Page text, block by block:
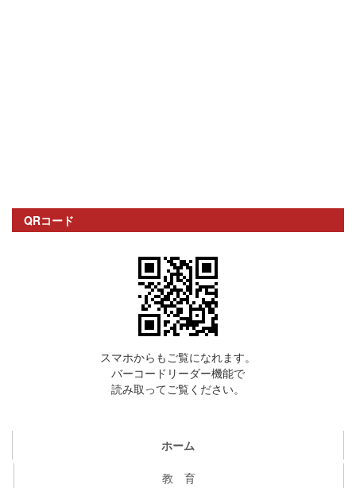
QRコード
スマホからもご覧になれます。
バーコードリーダー機能で
読み取ってご覧ください。
ホーム
教 育